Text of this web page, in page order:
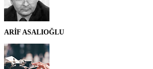
ARİF ASALIOĞLU